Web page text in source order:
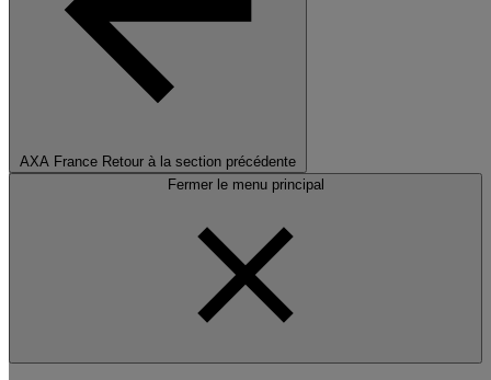
AXA France Retour à la section précédente
Fermer le menu principal